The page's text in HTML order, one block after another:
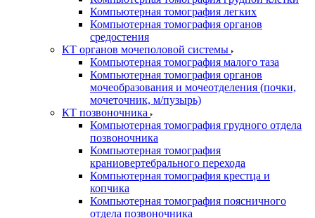
Компьютерная томография легких
Компьютерная томография органов
средостения
КТ органов мочеполовой системы
Компьютерная томография малого таза
Компьютерная томография органов
мочеобразования и мочеотделения (почки,
мочеточник, м/пузырь)
КТ позвоночника
Компьютерная томография грудного отдела
позвоночника
Компьютерная томография
краниовертебрального перехода
Компьютерная томография крестца и
копчика
Компьютерная томография поясничного
отдела позвоночника